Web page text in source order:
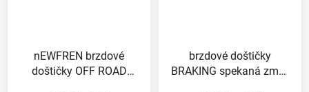
nEWFREN brzdové
doštičky OFF ROAD
brzdové doštičky
BRAKING spekaná zmes